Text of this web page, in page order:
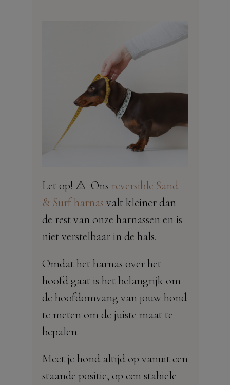
Let op! ⚠️ Ons reversible Sand
& Surf harnas valt kleiner dan
de rest van onze harnassen en is
niet verstelbaar in de hals.
Omdat het harnas over het
hoofd gaat is het belangrijk om
de hoofdomvang van jouw hond
te meten om de juiste maat te
bepalen.
Meet je hond altijd op vanuit een
staande positie, op een stabiele